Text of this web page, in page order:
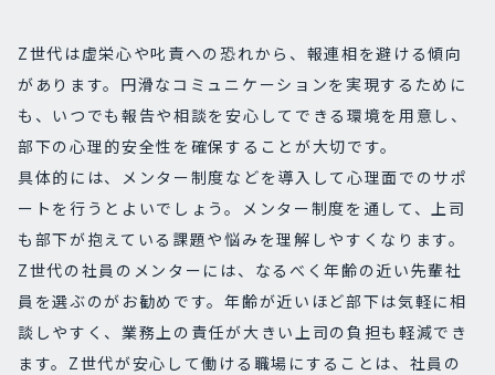
Z世代は虚栄心や叱責への恐れから、報連相を避ける傾向
があります。円滑なコミュニケーションを実現するために
も、いつでも報告や相談を安心してできる環境を用意し、
部下の心理的安全性を確保することが大切です。
具体的には、メンター制度などを導入して心理面でのサポ
ートを行うとよいでしょう。メンター制度を通して、上司
も部下が抱えている課題や悩みを理解しやすくなります。
Z世代の社員のメンターには、なるべく年齢の近い先輩社
員を選ぶのがお勧めです。年齢が近いほど部下は気軽に相
談しやすく、業務上の責任が大きい上司の負担も軽減でき
ます。Z世代が安心して働ける職場にすることは、社員の